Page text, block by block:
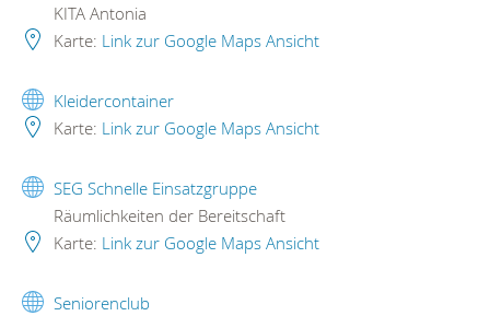
KITA Antonia
Karte: Link zur Google Maps Ansicht
Kleidercontainer
Karte: Link zur Google Maps Ansicht
SEG Schnelle Einsatzgruppe
Räumlichkeiten der Bereitschaft
Karte: Link zur Google Maps Ansicht
Seniorenclub